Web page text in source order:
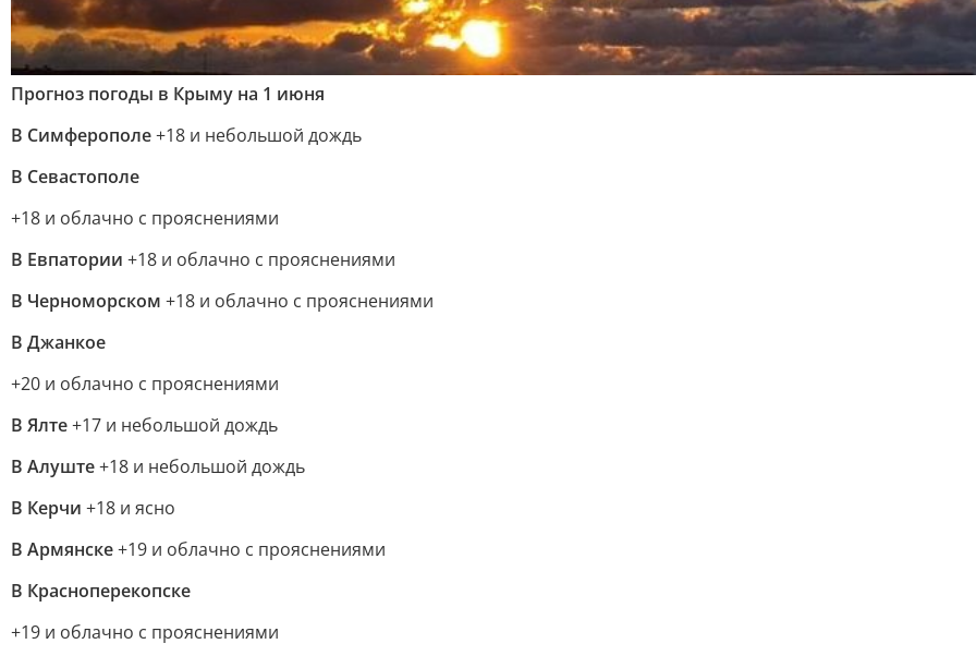
Прогноз погоды в Крыму на 1 июня
В Симферополе+18 и небольшой дождь
В Севастополе
+18 и облачно с прояснениями
В Евпатории +18 и облачно с прояснениями
В Черноморском +18 и облачно с прояснениями
В Джанкое
+20 и облачно с прояснениями
В Ялте+17 и небольшой дождь
В Алуште+18 и небольшой дождь
В Керчи +18 и ясно
В Армянске+19 и облачно с прояснениями
В Красноперекопске
+19 и облачно с прояснениями